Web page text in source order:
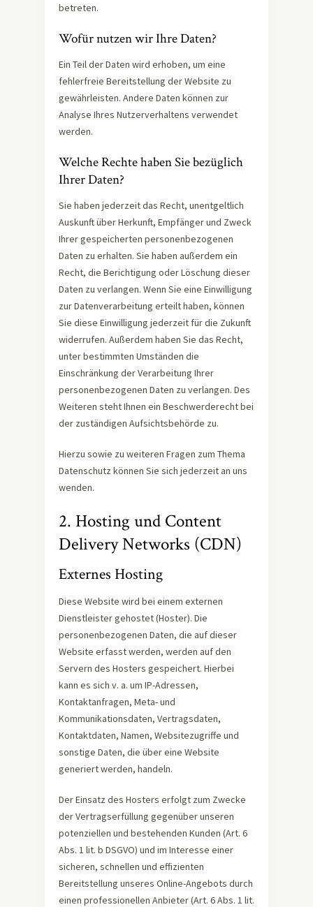
betreten.
Wofür nutzen wir Ihre Daten?
Ein Teil der Daten wird erhoben, um eine
fehlerfreie Bereitstellung der Website zu
gewährleisten. Andere Daten können zur
Analyse Ihres Nutzerverhaltens verwendet
werden.
Welche Rechte haben Sie bezüglich
Ihrer Daten?
Sie haben jederzeit das Recht, unentgeltlich
Auskunft über Herkunft, Empfänger und Zweck
Ihrer gespeicherten personenbezogenen
Daten zu erhalten. Sie haben außerdem ein
Recht, die Berichtigung oder Löschung dieser
Daten zu verlangen. Wenn Sie eine Einwilligung
zur Datenverarbeitung erteilt haben, können
Sie diese Einwilligung jederzeit für die Zukunft
widerrufen. Außerdem haben Sie das Recht,
unter bestimmten Umständen die
Einschränkung der Verarbeitung Ihrer
personenbezogenen Daten zu verlangen. Des
Weiteren steht Ihnen ein Beschwerderecht bei
der zuständigen Aufsichtsbehörde zu.
Hierzu sowie zu weiteren Fragen zum Thema
Datenschutz können Sie sich jederzeit an uns
wenden.
2. Hosting und Content
Delivery Networks (CDN)
Externes Hosting
Diese Website wird bei einem externen
Dienstleister gehostet (Hoster). Die
personenbezogenen Daten, die auf dieser
Website erfasst werden, werden auf den
Servern des Hosters gespeichert. Hierbei
kann es sich v. a. um IP-Adressen,
Kontaktanfragen, Meta- und
Kommunikationsdaten, Vertragsdaten,
Kontaktdaten, Namen, Websitezugriffe und
sonstige Daten, die über eine Website
generiert werden, handeln.
Der Einsatz des Hosters erfolgt zum Zwecke
der Vertragserfüllung gegenüber unseren
potenziellen und bestehenden Kunden (Art. 6
Abs. 1 lit. b DSGVO) und im Interesse einer
sicheren, schnellen und effizienten
Bereitstellung unseres Online-Angebots durch
einen professionellen Anbieter (Art. 6 Abs. 1 lit.